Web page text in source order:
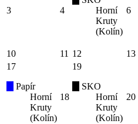
3 4
Horní
Kruty
(Kolín)
6
10 11 12 13
17
Papír
Horní
Kruty
(Kolín)
18
19
SKO
Horní
Kruty
(Kolín)
20